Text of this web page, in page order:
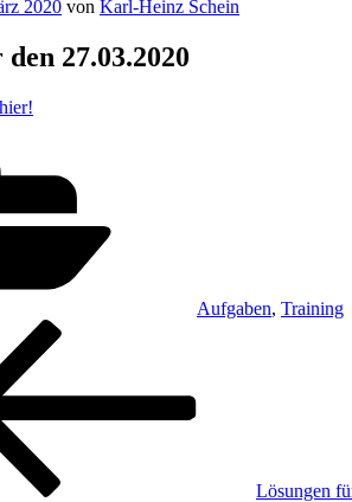
2020 von Karl-Heinz Schein
27.03.2020
Aufgaben, Training
Lösungen